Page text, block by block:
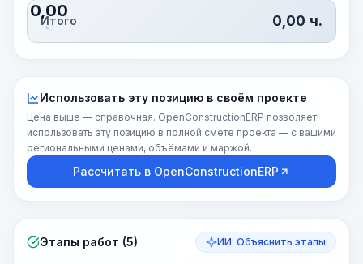
0,00
ч.
Итого 0,00 ч.
Использовать эту позицию в своём проекте
Цена выше — справочная. OpenConstructionERP позволяет
использовать эту позицию в полной смете проекта — с вашими
региональными ценами, объёмами и маржой.
Рассчитать в OpenConstructionERP
Этапы работ (5) ИИ: Объяснить этапы